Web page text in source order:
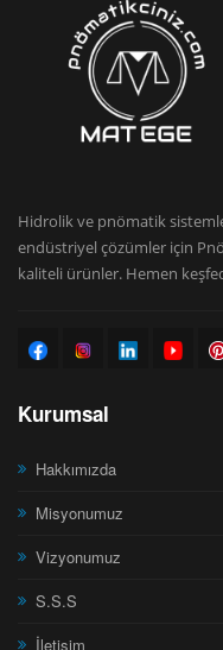
Hidrolik ve pnömatik
endüstriyel çözümler için
kaliteli ürünler. Hemen
Kurumsal
Hakkımızda
Misyonumuz
Vizyonumuz
S.S.S
İletişim